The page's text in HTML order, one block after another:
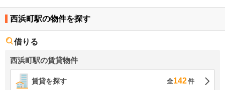
西浜町駅の物件を探す
借りる
西浜町駅の賃貸物件
賃貸を探す 全142件